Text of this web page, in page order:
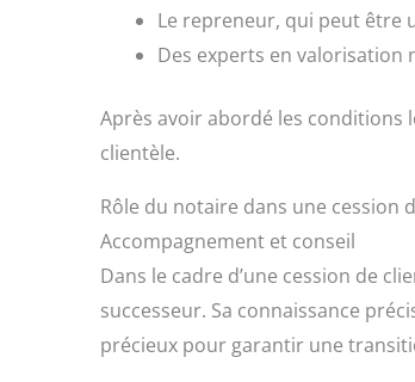
Le repreneur, qui peut être
Des experts en valorisation
Après avoir abordé les conditions
clientèle.
Rôle du notaire dans une cession
Accompagnement et conseil
Dans le cadre d’une cession de
successeur. Sa connaissance
précieux pour garantir une